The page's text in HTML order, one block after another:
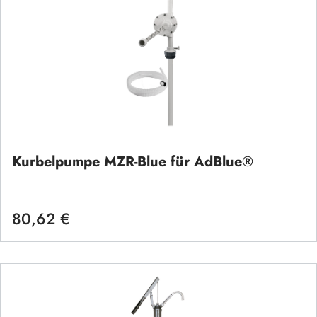
Kurbelpumpe MZR-Blue für AdBlue®
Regulärer Preis:
80,62 €